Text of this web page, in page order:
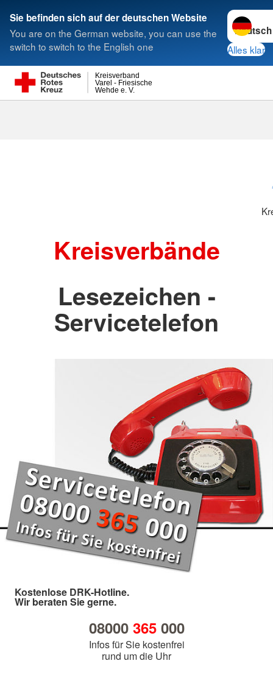
Sie befinden sich auf der deutschen Website
You are on the German website, you can use the
switch to switch to the English one
Sprache
Alles klar
Wehde e. V.
Varel - Friesische
Kreisverband
Suche
Kreisverbände
Lesezeichen -
Servicetelefon
Kostenlose DRK-Hotline.
Wir beraten Sie gerne.
08000 365000
Infos für Sie kostenfrei
rund um die Uhr